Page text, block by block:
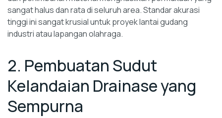
sangat halus dan rata di seluruh area. Standar akurasi
tinggi ini sangat krusial untuk proyek lantai gudang
industri atau lapangan olahraga.
2. Pembuatan Sudut
Kelandaian Drainase yang
Sempurna